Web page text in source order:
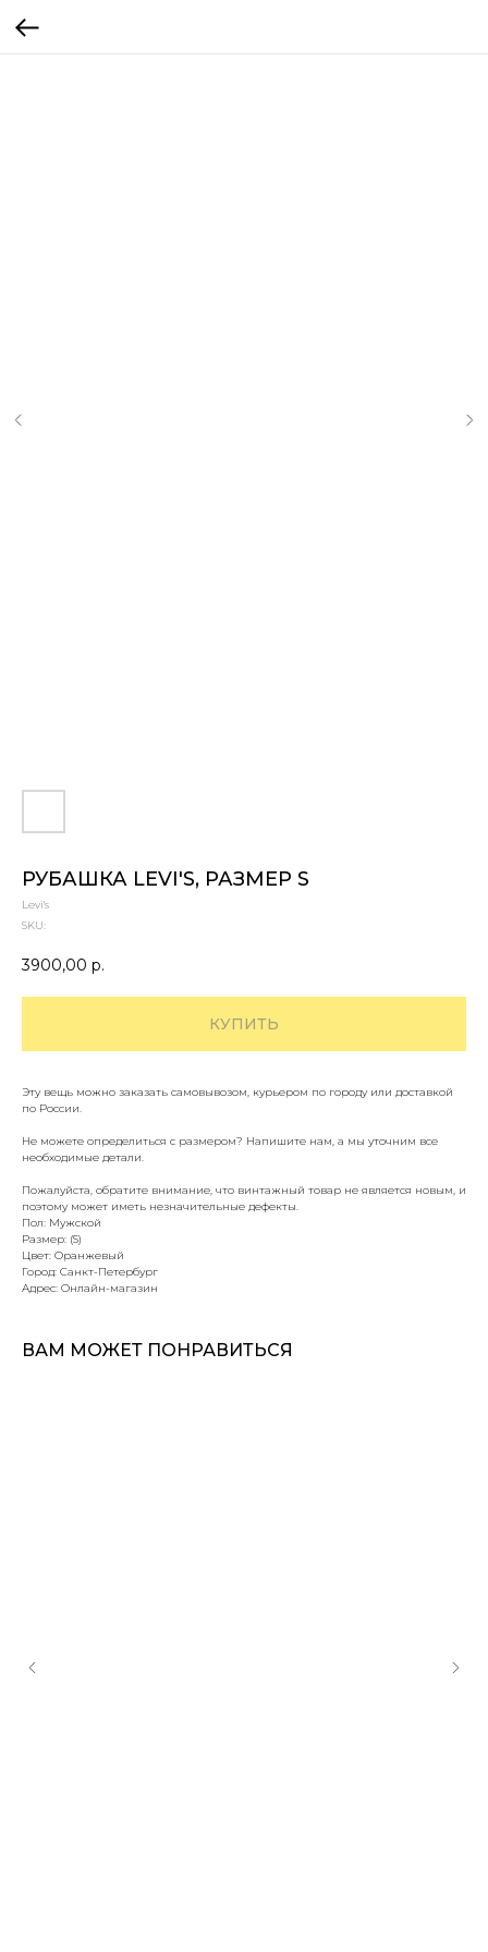
РУБАШКА LEVI'S, РАЗМЕР S
Levi's
SKU:
3900,00 р.
КУПИТЬ
Эту вещь можно заказать самовывозом, курьером по городу или доставкой
по России.
Не можете определиться с размером? Напишите нам, а мы уточним все
необходимые детали.
Пожалуйста, обратите внимание, что винтажный товар не является новым, и
поэтому может иметь незначительные дефекты.
Пол: Мужской
Размер: (S)
Цвет: Оранжевый
Город: Санкт-Петербург
Адрес: Онлайн-магазин
ВАМ МОЖЕТ ПОНРАВИТЬСЯ